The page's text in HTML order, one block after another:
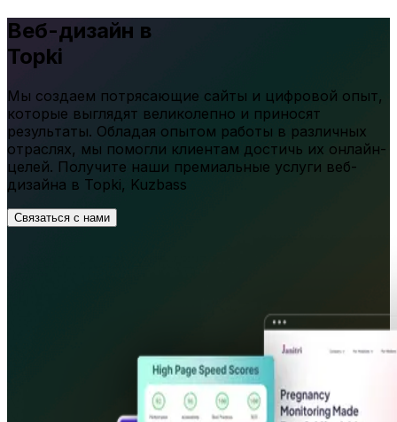
Веб-дизайн в
Topki
Мы создаем потрясающие сайты и цифровой опыт,
которые выглядят великолепно и приносят
результаты. Обладая опытом работы в различных
отраслях, мы помогли клиентам достичь их онлайн-
целей. Получите наши премиальные услуги веб-
дизайна в Topki, Kuzbass
Связаться с нами